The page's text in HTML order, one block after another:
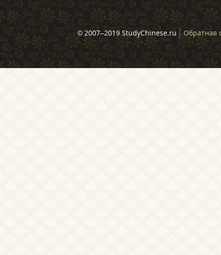
© 2007–2019 StudyChinese.ru Обратная